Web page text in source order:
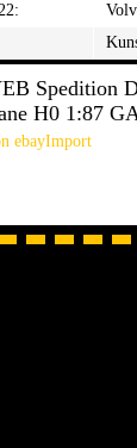
Spedition
H0 1:87
ebayImport